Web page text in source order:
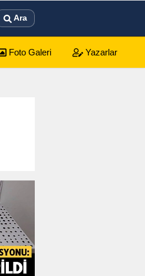
Ara
Foto Galeri Yazarlar